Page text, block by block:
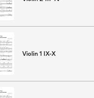
Violin 1 IX-X